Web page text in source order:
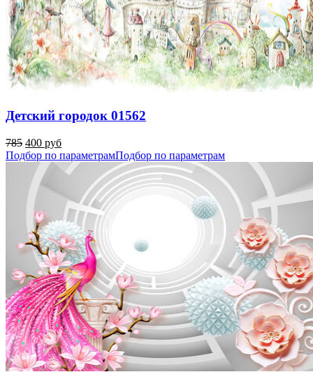
Детский городок 01562
785 400 руб
Подбор по параметрамПодбор по параметрам